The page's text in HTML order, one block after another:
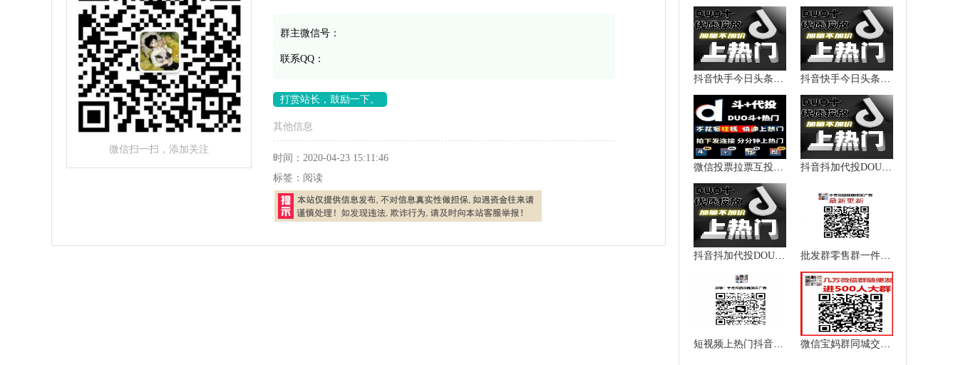
微信扫一扫，添加关注
群主微信号：
联系QQ：
打赏站长，鼓励一下。
其他信息
时间： 2020-04-23 15:11:46
标签： 阅读
抖音快手今日头条西瓜视频加粉涨粉点赞播放量上热门提升热度 抖音快手今日头条西瓜视频加粉涨粉点赞播放量上热门提升热度
微信投票拉票互投互粉抖音快手 抖音抖加代投DOU+热门dou上热门抖y音快速上热门图文图集推送投放
抖音抖加代投DOU+热门dou上热门抖y音快速上热门图文图集推送投放 批发群零售群一件代发群货源加盟群代理群微信群二维码大全
短视频上热门抖音上热门群快手上热门群抖音短视频互赞点赞群 微信宝妈群同城交流微信母婴群微信育儿群微信闲置群微信群二维码